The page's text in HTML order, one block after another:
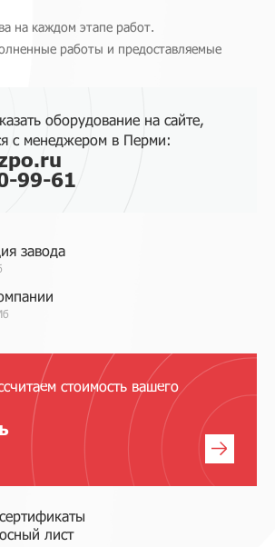
на каждом этапе работ.
работы и предоставляемые
оборудование на сайте,
с менеджером в Перми:
99-61
завода
стоимость вашего
лист